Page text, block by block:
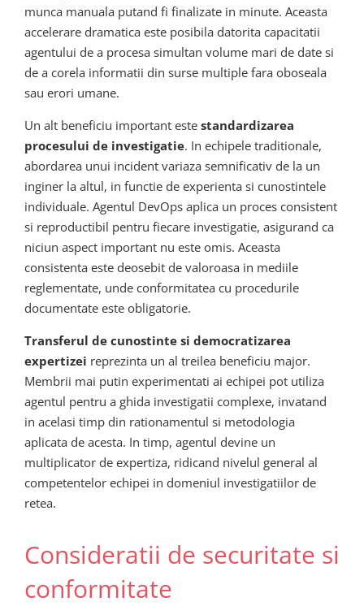
munca manuala putand fi finalizate in minute. Aceasta
accelerare dramatica este posibila datorita capacitatii
agentului de a procesa simultan volume mari de date si
de a corela informatii din surse multiple fara oboseala
sau erori umane.
Un alt beneficiu important este standardizarea
procesului de investigatie. In echipele traditionale,
abordarea unui incident variaza semnificativ de la un
inginer la altul, in functie de experienta si cunostintele
individuale. Agentul DevOps aplica un proces consistent
si reproductibil pentru fiecare investigatie, asigurand ca
niciun aspect important nu este omis. Aceasta
consistenta este deosebit de valoroasa in mediile
reglementate, unde conformitatea cu procedurile
documentate este obligatorie.
Transferul de cunostinte si democratizarea
expertizei reprezinta un al treilea beneficiu major.
Membrii mai putin experimentati ai echipei pot utiliza
agentul pentru a ghida investigatii complexe, invatand
in acelasi timp din rationamentul si metodologia
aplicata de acesta. In timp, agentul devine un
multiplicator de expertiza, ridicand nivelul general al
competentelor echipei in domeniul investigatiilor de
retea.
Consideratii de securitate si
conformitate